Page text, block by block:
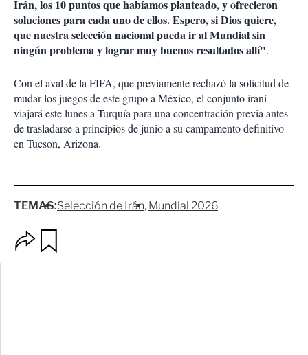
Irán, los 10 puntos que habíamos planteado, y ofrecieron
soluciones para cada uno de ellos. Espero, si Dios quiere,
que nuestra selección nacional pueda ir al Mundial sin
ningún problema y lograr muy buenos resultados allí".
Con el aval de la FIFA, que previamente rechazó la solicitud de
mudar los juegos de este grupo a México, el conjunto iraní
viajará este lunes a Turquía para una concentración previa antes
de trasladarse a principios de junio a su campamento definitivo
en Tucson, Arizona.
TEMAS:Selección de Irán Mundial 2026